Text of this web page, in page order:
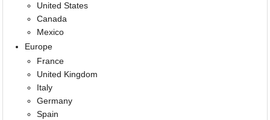
United States
Canada
Mexico
Europe
France
United Kingdom
Italy
Germany
Spain